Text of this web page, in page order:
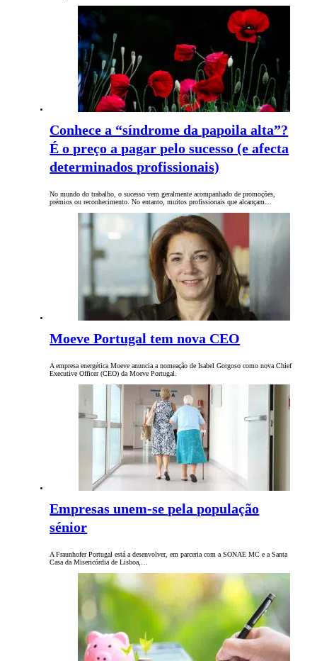
Conhece a “síndrome da papoila alta”?
É o preço a pagar pelo sucesso (e afecta
determinados profissionais)
No mundo do trabalho, o sucesso vem geralmente acompanhado de promoções,
prémios ou reconhecimento. No entanto, muitos profissionais que alcançam…
Moeve Portugal tem nova CEO
A empresa energética Moeve anuncia a nomeação de Isabel Gorgoso como nova Chief
Executive Officer (CEO) da Moeve Portugal.
Empresas unem-se pela população
sénior
A Fraunhofer Portugal está a desenvolver, em parceria com a SONAE MC e a Santa
Casa da Misericórdia de Lisboa,…